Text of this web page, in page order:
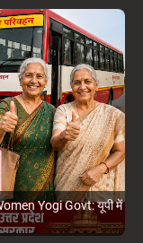
Yogi Govt: यूपी में